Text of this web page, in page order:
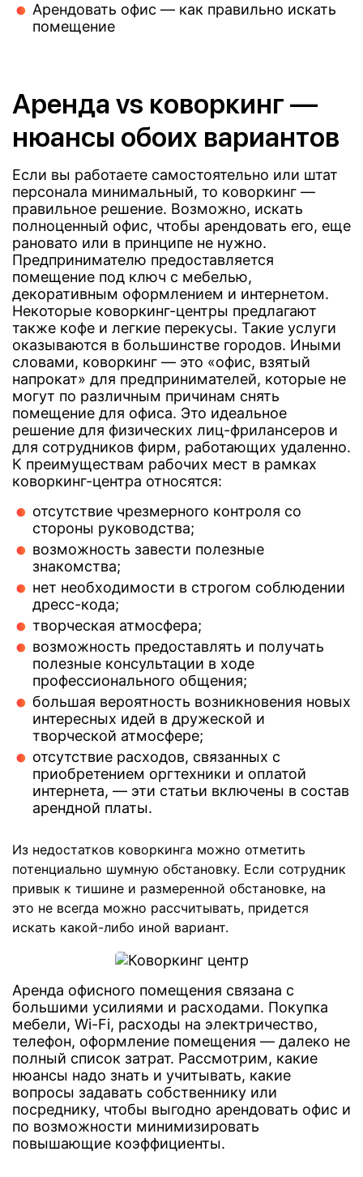
Арендовать офис — как правильно искать
помещение
Аренда vs коворкинг —
нюансы обоих вариантов
Если вы работаете самостоятельно или штат
персонала минимальный, то коворкинг —
правильное решение. Возможно, искать
полноценный офис, чтобы арендовать его, еще
рановато или в принципе не нужно.
Предпринимателю предоставляется
помещение под ключ с мебелью,
декоративным оформлением и интернетом.
Некоторые коворкинг-центры предлагают
также кофе и легкие перекусы. Такие услуги
оказываются в большинстве городов. Иными
словами, коворкинг — это «офис, взятый
напрокат» для предпринимателей, которые не
могут по различным причинам снять
помещение для офиса. Это идеальное
решение для физических лиц-фрилансеров и
для сотрудников фирм, работающих удаленно.
К преимуществам рабочих мест в рамках
коворкинг-центра относятся:
отсутствие чрезмерного контроля со
стороны руководства;
возможность завести полезные
знакомства;
нет необходимости в строгом соблюдении
дресс-кода;
творческая атмосфера;
возможность предоставлять и получать
полезные консультации в ходе
профессионального общения;
большая вероятность возникновения новых
интересных идей в дружеской и
творческой атмосфере;
отсутствие расходов, связанных с
приобретением оргтехники и оплатой
интернета, — эти статьи включены в состав
арендной платы.
Из недостатков коворкинга можно отметить
потенциально шумную обстановку. Если сотрудник
привык к тишине и размеренной обстановке, на
это не всегда можно рассчитывать, придется
искать какой-либо иной вариант.
Аренда офисного помещения связана с
большими усилиями и расходами. Покупка
мебели, Wi-Fi, расходы на электричество,
телефон, оформление помещения — далеко не
полный список затрат. Рассмотрим, какие
нюансы надо знать и учитывать, какие
вопросы задавать собственнику или
посреднику, чтобы выгодно арендовать офис и
по возможности минимизировать
повышающие коэффициенты.